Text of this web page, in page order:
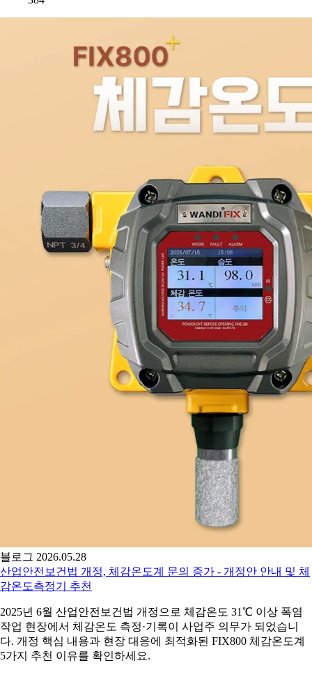
블로그 2026.05.28
산업안전보건법 개정, 체감온도계 문의 증가 - 개정안 안내 및 체
감온도측정기 추천
2025년 6월 산업안전보건법 개정으로 체감온도 31℃ 이상 폭염
작업 현장에서 체감온도 측정·기록이 사업주 의무가 되었습니
다. 개정 핵심 내용과 현장 대응에 최적화된 FIX800 체감온도계
5가지 추천 이유를 확인하세요.